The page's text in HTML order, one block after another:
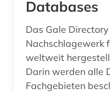
Databases
Das Gale
Nachschlagewerk
weltweit
Darin werden alle
Fachgebieten